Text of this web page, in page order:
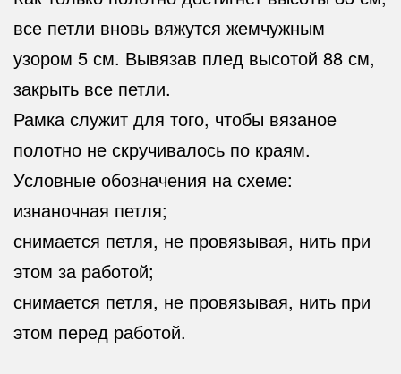
все петли вновь вяжутся жемчужным
узором 5 см. Вывязав плед высотой 88 см,
закрыть все петли.
Рамка служит для того, чтобы вязаное
полотно не скручивалось по краям.
Условные обозначения на схеме:
изнаночная петля;
снимается петля, не провязывая, нить при
этом за работой;
снимается петля, не провязывая, нить при
этом перед работой.